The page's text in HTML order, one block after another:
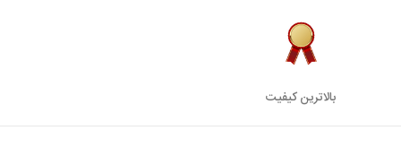
بالاترین کیفیت